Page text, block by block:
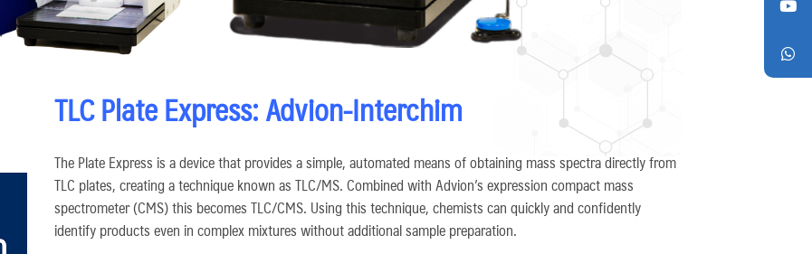
TLC Plate Express: Advion-Interchim
The Plate Express is a device that provides a simple, automated means of obtaining mass spectra directly from
TLC plates, creating a technique known as TLC/MS. Combined with Advion’s expression compact mass
spectrometer (CMS) this becomes TLC/CMS. Using this technique, chemists can quickly and confidently
identify products even in complex mixtures without additional sample preparation.